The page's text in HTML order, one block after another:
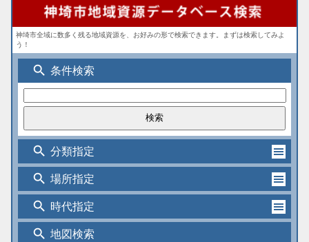
神埼市全域に数多く残る地域資源を、お好みの形で検索できます。まずは検索してみよ
う！
search 条件検索
search 分類指定
search 場所指定
search 時代指定
search 地図検索